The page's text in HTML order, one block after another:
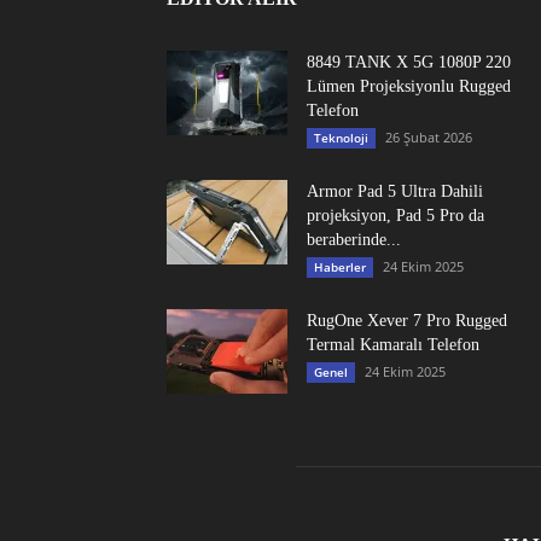
8849 TANK X 5G 1080P 220
Lümen Projeksiyonlu Rugged
Telefon
Teknoloji 26 Şubat 2026
Armor Pad 5 Ultra Dahili
projeksiyon, Pad 5 Pro da
beraberinde...
Haberler 24 Ekim 2025
RugOne Xever 7 Pro Rugged
Termal Kamaralı Telefon
Genel 24 Ekim 2025